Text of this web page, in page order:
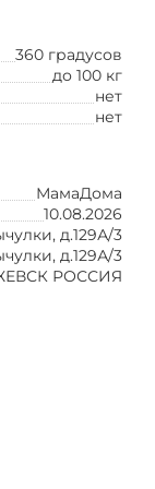
дома
360 градусов
до 100 кг
нет
нет
МамаДома
10.08.2026
д.129А/3
д.129А/3
РОССИЯ